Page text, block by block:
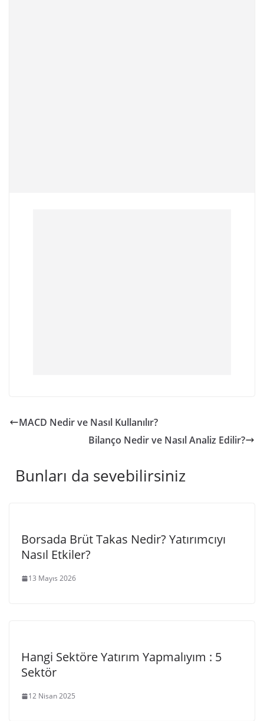
MACD Nedir ve Nasıl Kullanılır?
Bilanço Nedir ve Nasıl Analiz Edilir?
Bunları da sevebilirsiniz
Borsada Brüt Takas Nedir? Yatırımcıyı
Nasıl Etkiler?
13 Mayıs 2026
Hangi Sektöre Yatırım Yapmalıyım : 5
Sektör
12 Nisan 2025